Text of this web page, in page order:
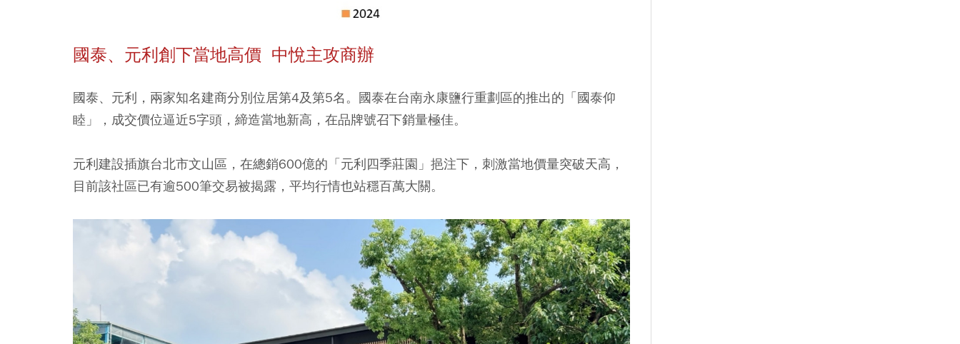
國泰、元利創下當地高價 中悅主攻商辦
國泰、元利 ，兩家知名建商分別位居第4及第5名。 國泰在台南永康鹽行重劃區的推出的「國泰仰
睦」，成交價位逼近5字頭，締造當地新高，在品牌號召下銷量極佳。
元利建設插旗台北市文山區，在總銷600億的「元利四季莊園」挹注下，刺激當地價量突破天高，
目前該社區已有逾500筆交易被揭露，平均行情也站穩百萬大關。